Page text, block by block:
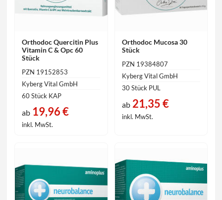
Orthodoc Quercitin Plus
Vitamin C & Opc 60
Stück
PZN 19152853
Kyberg Vital GmbH
60 Stück KAP
ab 19,96 €
inkl. MwSt.
Orthodoc Mucosa 30
Stück
PZN 19384807
Kyberg Vital GmbH
30 Stück PUL
ab21,35 €
inkl. MwSt.